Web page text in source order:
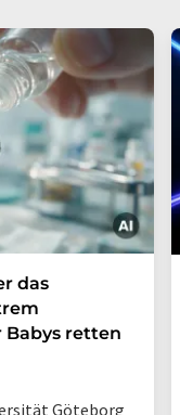
das
retten
Göteborg